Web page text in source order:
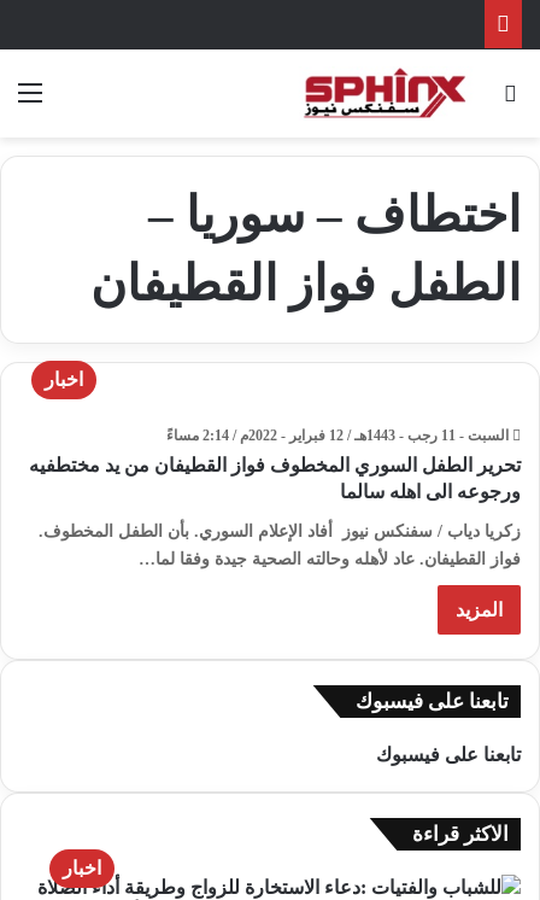
بحث عن
اختطاف – سوريا –
الطفل فواز القطيفان
اخبار
السبت - 11 رجب - 1443هـ / 12 فبراير - 2022م / 2:14 مساءً
تحرير الطفل السوري المخطوف فواز القطيفان من يد مختطفيه
ورجوعه الى اهله سالما
زكريا دياب / سفنكس نيوز أفاد الإعلام السوري. بأن الطفل المخطوف.
فواز القطيفان. عاد لأهله وحالته الصحية جيدة وفقا لما…
المزيد
تابعنا على فيسبوك
تابعنا على فيسبوك
الاكثر قراءة
اخبار